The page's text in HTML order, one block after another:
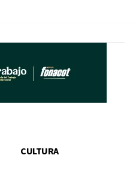
CULTURA